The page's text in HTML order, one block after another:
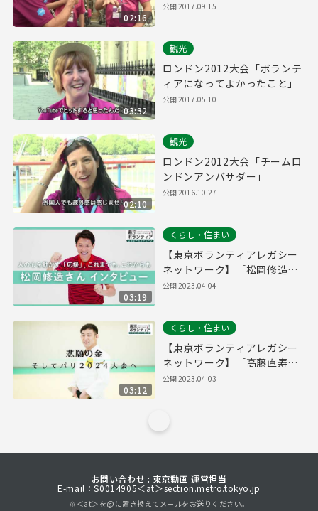
02:16
公開2017.09.15
03:32
観光
ロンドン2012大会「ボランテ
ィアになってよかったこと」
公開2017.05.10
02:10
観光
ロンドン2012大会「チームロ
ンドンアンバサダー」
公開2016.10.27
03:19
くらし・住まい
【東京ボランティアレガシー
ネットワーク】［松岡修造さ
ん］人の心を動かす「応援」
公開2023.04.04
03:12
くらし・住まい
【東京ボランティアレガシー
ネットワーク】［高藤直寿選
手］悲願の金、そしてパリ
公開2023.04.03
お問い合わせ : 東京動画 運営担当
E-mail：S0014905＜at＞section.metro.tokyo.jp
※＜at＞を@に置き換えてメールをお送りください。